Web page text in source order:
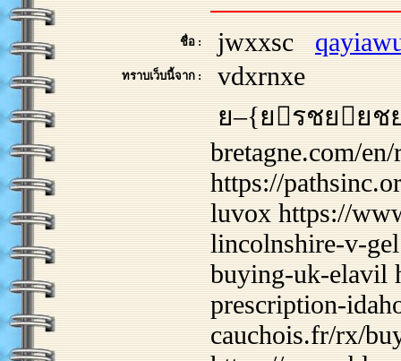
ชื่อ : jwxxsc
ทราบเว็บนี้จาก : vdxrnxe
ย–{ยรชยยช
bretagne.com/
https://
luvox https://
lincolnshire-v-
buying-uk-elavil
prescription-
cauchois.fr/rx/